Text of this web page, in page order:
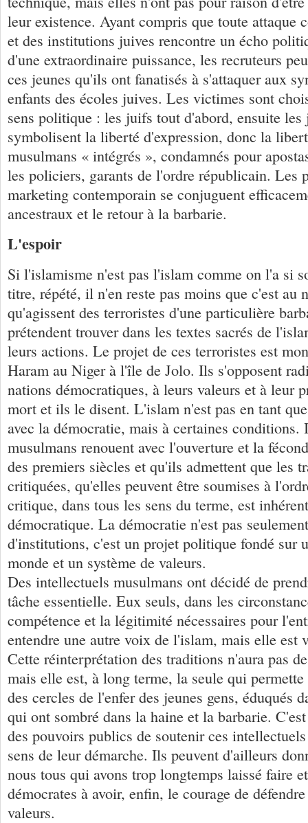
leur existence. Ayant compris que toute attaque
et des institutions juives rencontre un écho
d'une extraordinaire puissance, les recruteurs
ces jeunes qu'ils ont fanatisés à s'attaquer aux
enfants des écoles juives. Les victimes sont
sens politique : les juifs tout d'abord, ensuite
symbolisent la liberté d'expression, donc la
musulmans « intégrés », condamnés pour
les policiers, garants de l'ordre républicain. Les
marketing contemporain se conjuguent
ancestraux et le retour à la barbarie.
L'espoir
Si l'islamisme n'est pas l'islam comme on l'a si
titre, répété, il n'en reste pas moins que c'est au
qu'agissent des terroristes d'une particulière
prétendent trouver dans les textes sacrés de
leurs actions. Le projet de ces terroristes est
Haram au Niger à l'île de Jolo. Ils s'opposent
nations démocratiques, à leurs valeurs et à leur
mort et ils le disent. L'islam n'est pas en tant
avec la démocratie, mais à certaines conditions.
musulmans renouent avec l'ouverture et la
des premiers siècles et qu'ils admettent que les
critiquées, qu'elles peuvent être soumises à
critique, dans tous les sens du terme, est
démocratique. La démocratie n'est pas
d'institutions, c'est un projet politique fondé sur
monde et un système de valeurs.
Des intellectuels musulmans ont décidé de
tâche essentielle. Eux seuls, dans les
compétence et la légitimité nécessaires pour
entendre une autre voix de l'islam, mais elle est
Cette réinterprétation des traditions n'aura pas
mais elle est, à long terme, la seule qui
des cercles de l'enfer des jeunes gens, éduqués
qui ont sombré dans la haine et la barbarie.
des pouvoirs publics de soutenir ces
sens de leur démarche. Ils peuvent d'ailleurs
nous tous qui avons trop longtemps laissé faire
démocrates à avoir, enfin, le courage de
valeurs.